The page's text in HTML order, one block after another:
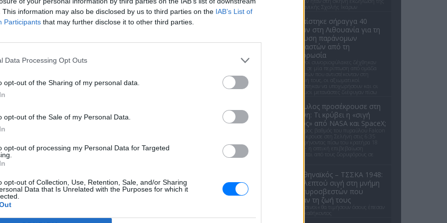
This information may also be disclosed by us to third parties on the IAB’s List of
Participants that may further disclose it to other third parties.
Data Processing Opt Outs
opt-out of the Sharing of my personal data.
opt-out of the Sale of my Personal Data.
opt-out of processing my Personal Data for Targeted
opt-out of Collection, Use, Retention, Sale, and/or Sharing
Data that Is Unrelated with the Purposes for which it
πολεμιστή σε πολιτική φυσιογνωμία για τον τότε
ανταπέδωσε την «χάρη» προσφέροντας προστασία
του και με δικές του αποφάσεις αυξήθηκαν σημαντικά
χερσόνησο.
του είναι η οχύρωση της πόλης της Ρώμης και ο πόλεμος
πειρατές.
παποσύνη. Ο Λέων ο Ε έμεινε στο παπικό θρόνο για
και για τον Λέοντα τον ΣΤ ο οποίος είχε επίσης πολύ
της Καθολικής εκκλησίας.
ταπεινότητας και ένθερμος υποστηρικτής της μοναστικής
ρόλο στην Ειρήνη με την Ουγγαρία.
δεν θεωρείται Πάπας αλλά βρέθηκε για δύο χρόνια
Ο δεύτερος Άγιος της μακράς λίστας των
Εκκλησίας που επέλεξαν το συγκεκριμένο όνομα. Υπήρξε
αμερικανικής Σχολής Ικάρων
Εντοπίστηκε σήραγγα 40
μέτρων στη Λιθουανία για τη
διέλευση παράνομων
μεταναστών από τη
Λευκορωσία
Λιθουανοί συνοριοφύλακες δέχθηκαν
επίθεση σε μία περίπτωση από ομάδα
μεταναστών που αντιστέκονταν στη
σύλληψή τους, οι αξιωματικοί
αναγκάστηκαν να υποχωρήσουν και οι
παράνομοι μετανάστες διέφυγαν πίσω
Πύραυλος προσέκρουσε στη
Σελήνη: Τι κρύβει η «σιγή
ιχθύος» από NASA και SpaceX;
Ο δεύτερος βαθμός του πυραύλου Falcon
9 προσέκρουσε στη Σελήνη στις 6:35
GMT, αφήνοντας πίσω του κρατήρα 18
μέτρων - η οπτική επιβεβαίωση
αναμένεται από τους δορυφόρους σε
Παναθηναϊκός – ΤΣΣΚΑ 1948:
Ενός λεπτού σιγή στη μνήμη
των πυροσβεστών που
έχασαν τη ζωή τους
Οι «πράσινοι« θα τιμήσουν όσους έπεσαν
εν ώρα καθήκοντος